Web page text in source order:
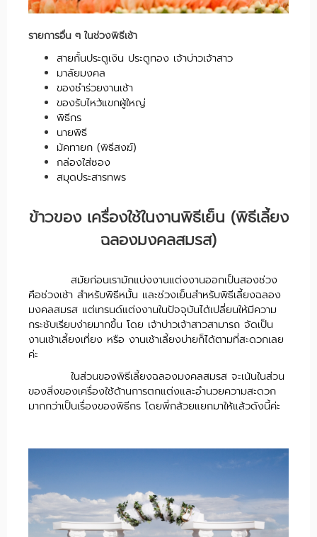
รายการอื่น ๆ ในช่วงพิธีเช้า
สายกั้นประตูเงิน ประตูทอง เจ้าบ่าวเจ้าสาว
มาลัยมงคล
ของชำร่วยงานเช้า
ของรับไหว้แขกผู้ใหญ่
พิธีกร
นายพิธี
มัคทายก (พิธีสงฆ์)
กล่องใส่ซอง
สมุดประสารทพร
ข้าวของ เครื่องใช้ในงานพิธีเย็น (พิธีเลี้ยง
ฉลองมงคลสมรส)
สมัยก่อนเรามักแบ่งงานแต่งงานออกเป็นสองช่วง
คือช่วงเช้า สำหรับพิธีหมั้น และช่วงเย็นสำหรับพิธีเลี้ยงฉลอง
มงคลสมรส แต่เทรนด์แต่งงานในปัจจุบันได้เปลี่ยนให้มีความ
กระชับเรียบง่ายมากขึ้น โดย เจ้าบ่าวเจ้าสาวสามารถ จัดเป็น
งานเช้าเลี้ยงเที่ยง หรือ งานเช้าเลี้ยงบ่ายก็ได้ตามที่สะดวกเลย
ค่ะ
ในส่วนของพิธีเลี้ยงฉลองมงคลสมรส จะเน้นในส่วน
ของสิ่งของเครื่องใช้ด้านการตกแต่งและอำนวยความสะดวก
มากกว่าเป็นเรื่องของพิธีกร โดยพี่กล้วยแยกมาให้แล้วดังนี้ค่ะ